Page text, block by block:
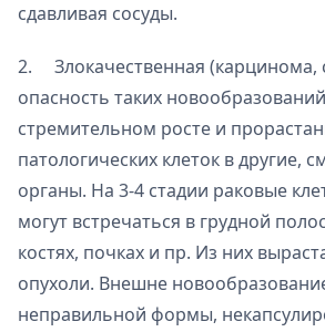
сдавливая сосуды.
2. Злокачественная (карцинома,
опасность таких
стремительном росте и
патологических клеток в другие,
органы. На 3-4 стадии раковые
могут встречаться в грудной
костях, почках и пр. Из них
опухоли. Внешне
неправильной формы,